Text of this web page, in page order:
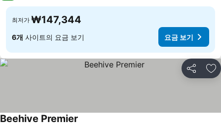
최저가 ₩147,344
6개 사이트의 요금 보기 요금 보기
공유 즐
Beehive Premier